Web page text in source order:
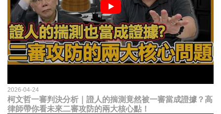
2026-04-24
柯文哲一審判決分析｜證人的揣測竟然被一審當成證據？高
律師帶你看未來二審攻防的兩大核心點！